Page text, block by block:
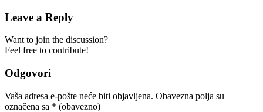
Leave a Reply
Want to join the discussion?
Feel free to contribute!
Odgovori
Vaša adresa e-pošte neće biti objavljena. Obavezna polja su
označena sa * (obavezno)